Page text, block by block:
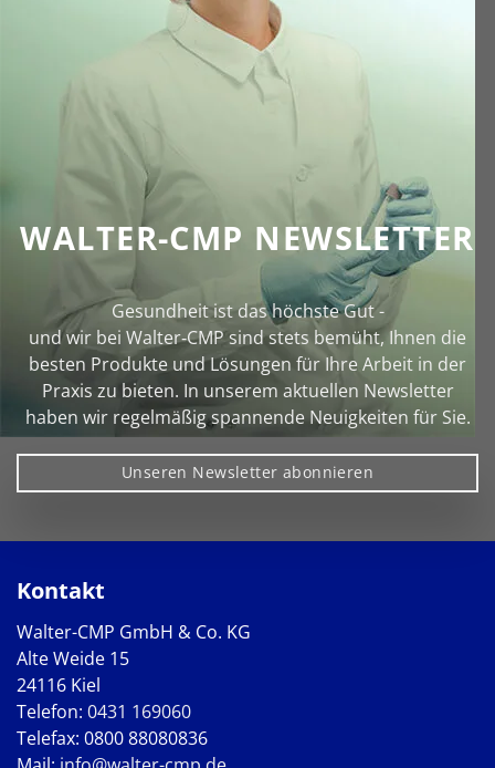
WALTER-CMP NEWSLETTER
Gesundheit ist das höchste Gut -
und wir bei Walter‑CMP sind stets bemüht, Ihnen die
besten Produkte und Lösungen für Ihre Arbeit in der
Praxis zu bieten. In unserem aktuellen Newsletter
haben wir regelmäßig spannende Neuigkeiten für Sie.
Unseren Newsletter abonnieren
Kontakt
Walter-CMP GmbH & Co. KG
Alte Weide 15
24116 Kiel
Telefon: 0431 169060
Telefax: 0800 88080836